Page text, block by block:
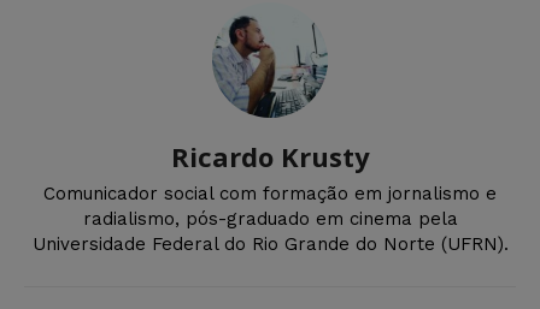
Ricardo Krusty
Comunicador social com formação em jornalismo e
radialismo, pós-graduado em cinema pela
Universidade Federal do Rio Grande do Norte (UFRN).